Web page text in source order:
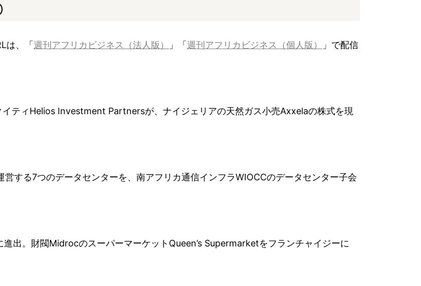
は、「 週刊アフリカビジネス（法人版） 」「 週刊アフリカビジネス（個人版）
」で配信
ティHelios Investment Partnersが、ナイジェリアの天然ガス小売Axxelaの株式を現
する7つのデータセンターを、南アフリカ通信インフラWIOCCのデータセンター子会
出。財閥MidrocのスーパーマーケットQueen’s Supermarketをフランチャイジーに